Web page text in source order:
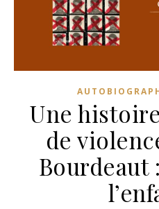
Une
de
Bourdeaut